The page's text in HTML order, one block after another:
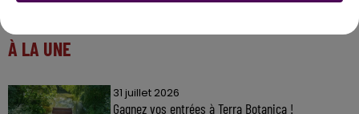
À LA UNE
31 juillet 2026
Gagnez vos entrées à Terra Botanica !